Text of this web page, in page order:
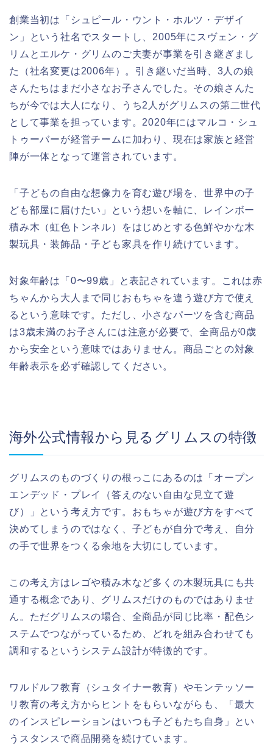
創業当初は「シュピール・ウント・ホルツ・デザイ
ン」という社名でスタートし、2005年にスヴェン・グ
リムとエルケ・グリムのご夫妻が事業を引き継ぎまし
た（社名変更は2006年）。引き継いだ当時、3人の娘
さんたちはまだ小さなお子さんでした。その娘さんた
ちが今では大人になり、うち2人がグリムスの第二世代
として事業を担っています。2020年にはマルコ・シュ
トゥーバーが経営チームに加わり、現在は家族と経営
陣が一体となって運営されています。
「子どもの自由な想像力を育む遊び場を、世界中の子
ども部屋に届けたい」という想いを軸に、レインボー
積み木（虹色トンネル）をはじめとする色鮮やかな木
製玩具・装飾品・子ども家具を作り続けています。
対象年齢は「0〜99歳」と表記されています。これは赤
ちゃんから大人まで同じおもちゃを違う遊び方で使え
るという意味です。ただし、小さなパーツを含む商品
は3歳未満のお子さんには注意が必要で、全商品が0歳
から安全という意味ではありません。商品ごとの対象
年齢表示を必ず確認してください。
海外公式情報から見るグリムスの特徴
グリムスのものづくりの根っこにあるのは「オープン
エンデッド・プレイ（答えのない自由な見立て遊
び）」という考え方です。おもちゃが遊び方をすべて
決めてしまうのではなく、子どもが自分で考え、自分
の手で世界をつくる余地を大切にしています。
この考え方はレゴや積み木など多くの木製玩具にも共
通する概念であり、グリムスだけのものではありませ
ん。ただグリムスの場合、全商品が同じ比率・配色シ
ステムでつながっているため、どれを組み合わせても
調和するというシステム設計が特徴的です。
ワルドルフ教育（シュタイナー教育）やモンテッソー
リ教育の考え方からヒントをもらいながらも、「最大
のインスピレーションはいつも子どもたち自身」とい
うスタンスで商品開発を続けています。